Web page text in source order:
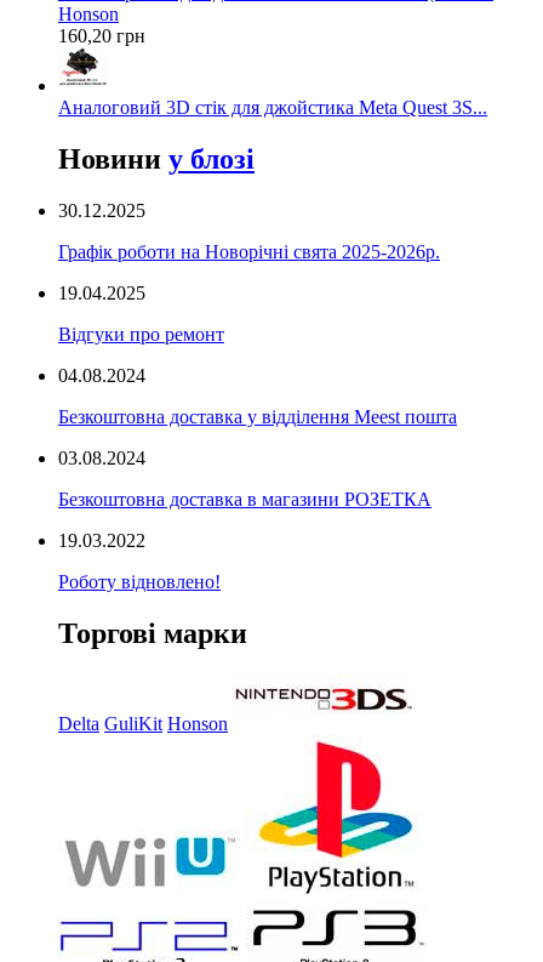
Honson
160,20 грн
Аналоговий 3D стік для джойстика Meta Quest 3S...
Новини у блозі
30.12.2025
Графік роботи на Новорічні свята 2025-2026р.
19.04.2025
Відгуки про ремонт
04.08.2024
Безкоштовна доставка у відділення Meest пошта
03.08.2024
Безкоштовна доставка в магазини РОЗЕТКА
19.03.2022
Роботу відновлено!
Торгові марки
Delta GuliKit Honson